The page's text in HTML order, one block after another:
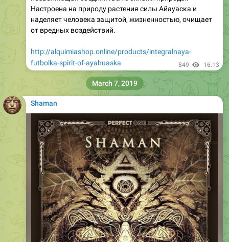
Настроена на природу растения силы Айауаска и
наделяет человека защитой, жизненностью, очищает
от вредных воздействий.
http://alquimiashop.online/products/integralnaya-
futbolka-spirit-of-ayahuaska
849 16:13
Shaman
March 7, 2019